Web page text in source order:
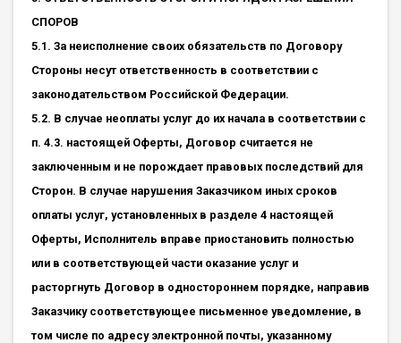
СПОРОВ
5.1. За неисполнение своих обязательств по Договору
Стороны несут ответственность в соответствии с
законодательством Российской Федерации.
5.2. В случае неоплаты услуг до их начала в соответствии с
п. 4.3. настоящей Оферты, Договор считается не
заключенным и не порождает правовых последствий для
Сторон. В случае нарушения Заказчиком иных сроков
оплаты услуг, установленных в разделе 4 настоящей
Оферты, Исполнитель вправе приостановить полностью
или в соответствующей части оказание услуг и
расторгнуть Договор в одностороннем порядке, направив
Заказчику соответствующее письменное уведомление, в
том числе по адресу электронной почты, указанному